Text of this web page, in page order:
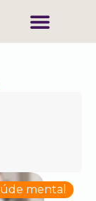
mental